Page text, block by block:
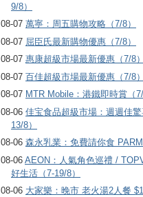
9/8）
08-07 萬寧：周五購物攻略（7/8）
08-07 屈臣氏最新購物優惠（7/8）
08-07 惠康超級市場最新優惠（7/8）
08-07 百佳超級市場最新優惠（7/8）
08-07 MTR Mobile：港鐵即時賞（7/
08-06 佳宝食品超級市場：週週佳
13/8）
08-06 森永乳業：免費請你食
08-06 AEON：人氣角色巡禮 /
好生活（7-19/8）
08-06 大家樂：晚市 老火湯2人餐